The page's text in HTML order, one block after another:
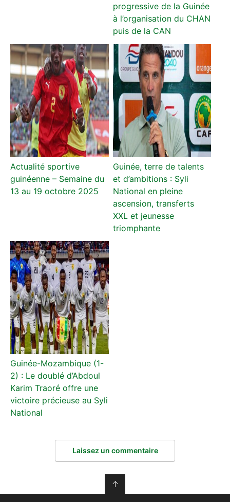
progressive de la Guinée
à l’organisation du CHAN
puis de la CAN
Actualité sportive
guinéenne – Semaine du
13 au 19 octobre 2025
Guinée, terre de talents
et d’ambitions : Syli
National en pleine
ascension, transferts
XXL et jeunesse
triomphante
Guinée-Mozambique (1-
2) : Le doublé d’Abdoul
Karim Traoré offre une
victoire précieuse au Syli
National
Laissez un commentaire
↑